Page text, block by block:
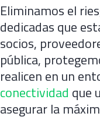
Eliminamos el
dedicadas que
socios,
pública,
realicen en un
conectividad que
asegurar la